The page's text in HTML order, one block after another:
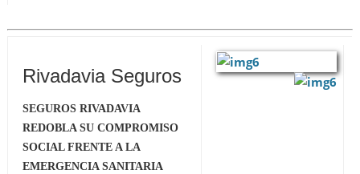
Rivadavia Seguros
SEGUROS RIVADAVIA
REDOBLA SU COMPROMISO
SOCIAL FRENTE A LA
EMERGENCIA SANITARIA